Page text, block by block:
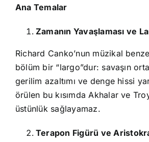
Ana Temalar
Zamanın Yavaşlaması ve
Richard Canko’nun müzikal
bölüm bir “largo”dur: savaşın
gerilim azaltımı ve denge hissi
örülen bu kısımda Akhalar ve
üstünlük sağlayamaz.
Terapon Figürü ve